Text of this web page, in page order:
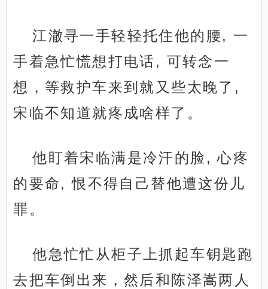
江澈寻一手轻轻托住他的腰, 一
手着急忙慌想打电话, 可转念一
想，等救护车来到就又些太晚了,
宋临不知道就疼成啥样了。
他盯着宋临满是冷汗的脸, 心疼
的要命, 恨不得自己替他遭这份儿
罪。
他急忙忙从柜子上抓起车钥匙跑
去把车倒出来，然后和陈泽嵩两人